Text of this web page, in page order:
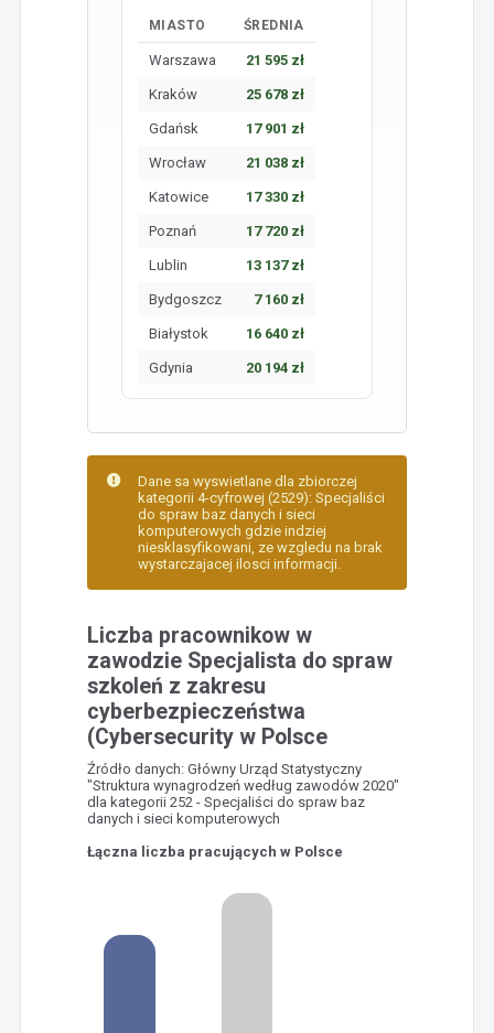
MIASTO
ŚREDNIA
Warszawa 21 595 zł
Kraków 25 678 zł
Gdańsk 17 901 zł
Wrocław 21 038 zł
Katowice 17 330 zł
Poznań 17 720 zł
Lublin 13 137 zł
Bydgoszcz 7 160 zł
Białystok 16 640 zł
Gdynia 20 194 zł
Dane sa wyswietlane dla zbiorczej
kategorii 4-cyfrowej (2529): Specjaliści
do spraw baz danych i sieci
komputerowych gdzie indziej
niesklasyfikowani, ze wzgledu na brak
wystarczajacej ilosci informacji.
Liczba pracownikow w
zawodzie Specjalista do spraw
szkoleń z zakresu
cyberbezpieczeństwa
(Cybersecurity w Polsce
Źródło danych: Główny Urząd Statystyczny
"Struktura wynagrodzeń według zawodów 2020"
dla kategorii 252 - Specjaliści do spraw baz
danych i sieci komputerowych
Łączna liczba pracujących w Polsce